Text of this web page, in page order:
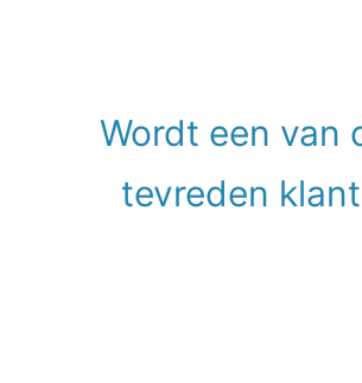
Wordt een van
tevreden